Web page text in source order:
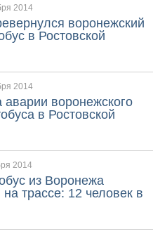
2014
воронежский
в Ростовской
2014
аварии воронежского
в Ростовской
2014
из Воронежа
трассе: 12 человек в